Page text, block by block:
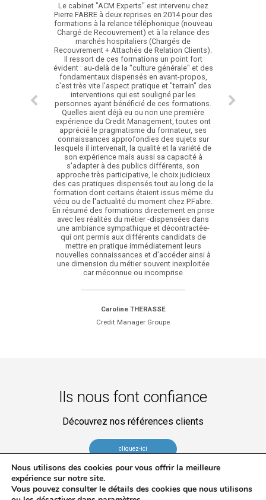
Le cabinet "ACM Experts" est intervenu chez
Pierre FABRE à deux reprises en 2014 pour des
formations à la relance téléphonique (nouveau
Chargé de Recouvrement) et à la relance des
marchés hospitaliers (Chargés de
Recouvrement + Attachés de Relation Clients).
Il ressort de ces formations un point fort
évident : au-delà de la "culture générale" et des
fondamentaux dispensés en avant-propos,
c'est très vite l'aspect pratique et "terrain" des
interventions qui est souligné par les
personnes ayant bénéficié de ces formations.
Quelles aient déjà eu ou non une première
expérience du Credit Management, toutes ont
apprécié le pragmatisme du formateur, ses
connaissances approfondies des sujets sur
lesquels il intervenait, la qualité et la variété de
son expérience mais aussi sa capacité à
s'adapter à des publics différents, son
approche très participative, le choix judicieux
des cas pratiques dispensés tout au long de la
formation dont certains étaient issus même du
vécu ou de l'actualité du moment chez P.Fabre.
En résumé des formations directement en prise
avec les réalités du métier -dispensées dans
une ambiance sympathique et décontractée-
qui ont permis aux différents candidats de
mettre en pratique immédiatement leurs
nouvelles connaissances et d'accéder ainsi à
une dimension du métier souvent inexploitée
car méconnue ou incomprise
Caroline THERASSE
Credit Manager Groupe
Ils nous font confiance
Découvrez nos références clients
cliquez-ici
Nous utilisons des cookies pour vous offrir la meilleure
expérience sur notre site.
Vous pouvez consulter le détails des cookies que nous utilisons